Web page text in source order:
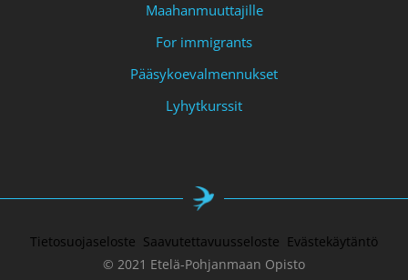
Maahanmuuttajille
For immigrants
Pääsykoevalmennukset
Lyhytkurssit
Tietosuojaseloste Saavutettavuusseloste Evästekäytäntö
© 2021 Etelä-Pohjanmaan Opisto